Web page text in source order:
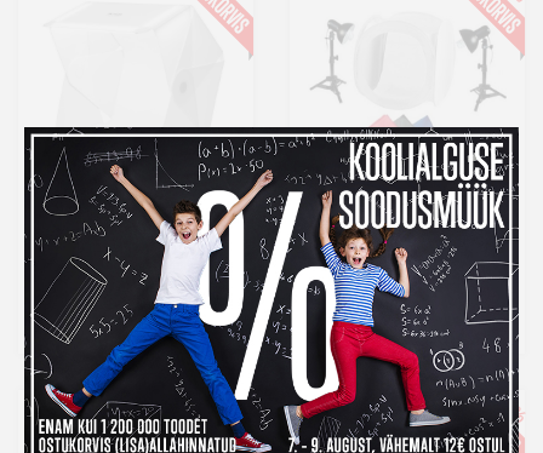
Orangemonkie
valguskuubik Foldio 3
169 € -6%
Tavahind 179 €
Kuumakse al. 5,76 €
Laos
StudioKing
tootepildistamise
komplekt WTK75
129 €
Kuumakse al.4,40 €
Laos
-22% -16%